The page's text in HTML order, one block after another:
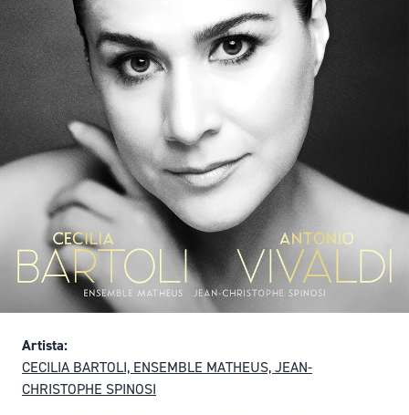
Artista:
CECILIA BARTOLI, ENSEMBLE MATHEUS, JEAN-
CHRISTOPHE SPINOSI